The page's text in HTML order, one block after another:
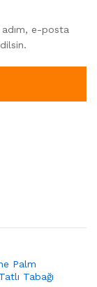
adım, e-posta
Palm
Tabağı